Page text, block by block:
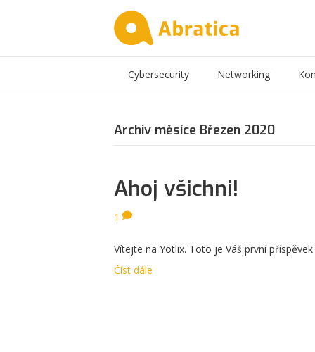
Cybersecurity Networking
Archiv měsíce Březen 2020
Ahoj všichni!
1
Vítejte na Yotlix. Toto je Váš první
Číst dále